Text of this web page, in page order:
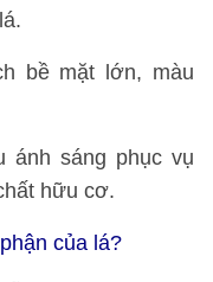
bề mặt lớn, màu
ánh sáng phục vụ
hữu cơ.
của lá?